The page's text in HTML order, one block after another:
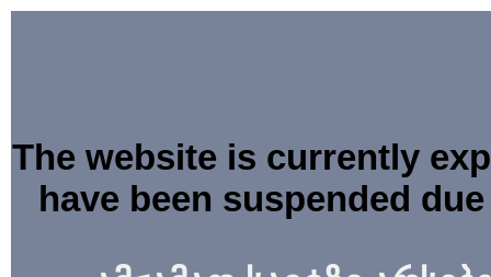
The website is currently
have been suspended